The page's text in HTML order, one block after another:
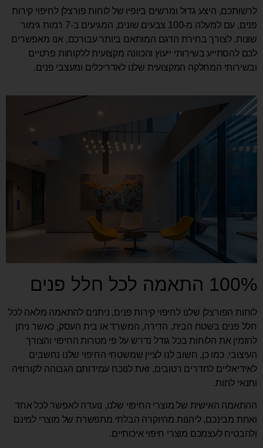
לרשותכם, היצע גדול ומרשים ביופיו של לוחות פורצלן לחיפוי קירות
פנים, עם למעלה מ-100 צבעים שונים, המגיעים ב-7 רמות גימור
שונות. לצורך בחירת הדגם המותאם ביותר עבורכם, אנו מאפשרים
לכם להסתייע בשירותי ייעוץ והכוונה מקצועית ללקוחות פרטיים
ובשירותי המחלקה המקצועית שלנו לאדריכלים ומעצבי פנים.
100% התאמה לכל חלל פנים
לוחות הפורצלן שלנו לחיפוי קירות פנים, ניתנים להתאמה מלאה לכל
חלל פנים בשטח הבית, הדירה, המשרד או בית העסק, כאשר ניתן
להזמין את הלוחות בכל גודל נדרש על פי מטרות החיפוי והצורך
העיצובי. כמו כן, חשוב לנו לציין שמשטחי החיפוי שלנו נחשבים
לאידיאליים לחדרים רטובים, זאת לנוכח עמידותם הגבוהה לקורוזיה
ותנאי לחות.
ההתאמה האישית של מוצרי החיפוי שלנו, נועדה לאפשר לכל אחד
ואחת מבינכם, ליהנות מהיוקרה הבלתי מתפשרת של מוצרי למינם
ולהבטיח לעצמכם מוצרי חיפוי איכותיים.